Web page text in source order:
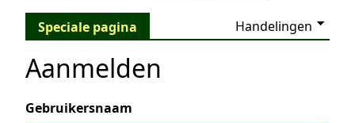
Speciale pagina Handelingen
Aanmelden
Gebruikersnaam